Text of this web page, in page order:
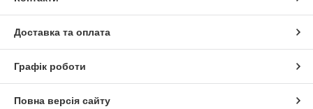
Доставка та оплата
Графік роботи
Повна версія сайту